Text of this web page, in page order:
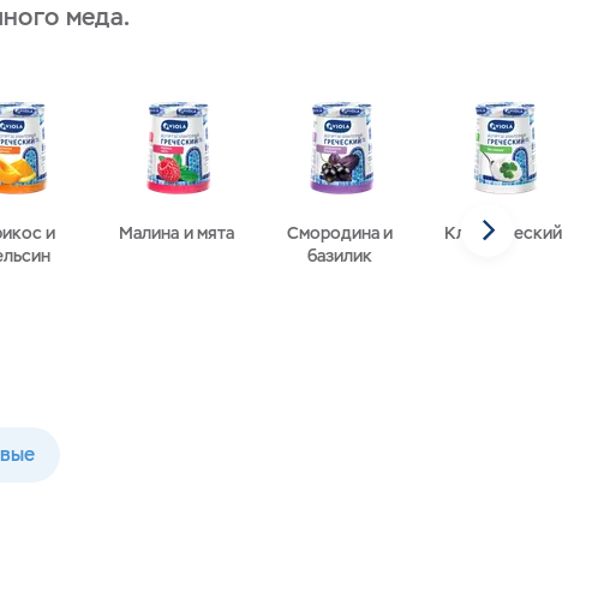
меда.
и
Малина и мята
Смородина и
базилик
Классический